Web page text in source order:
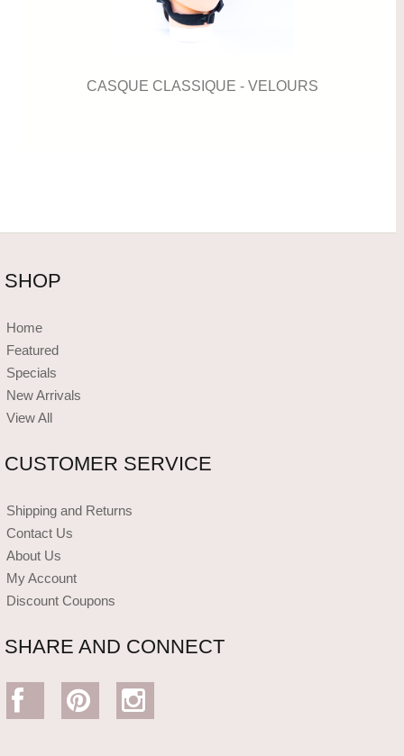
CASQUE CLASSIQUE - VELOURS
SHOP
Home
Featured
Specials
New Arrivals
View All
CUSTOMER SERVICE
Shipping and Returns
Contact Us
About Us
My Account
Discount Coupons
SHARE AND CONNECT